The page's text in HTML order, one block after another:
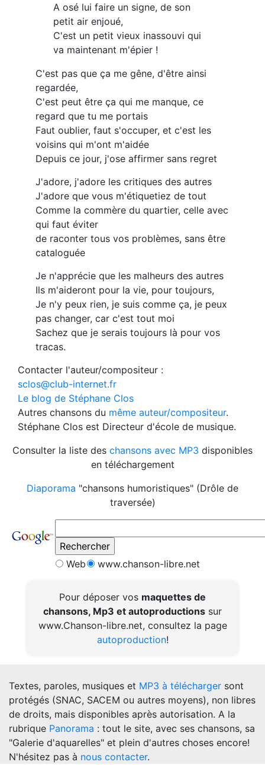
A osé lui faire un signe, de son
petit air enjoué,
C'est un petit vieux inassouvi qui
va maintenant m'épier !
C'est pas que ça me gêne, d'être ainsi
regardée,
C'est peut être ça qui me manque, ce
regard que tu me portais
Faut oublier, faut s'occuper, et c'est les
voisins qui m'ont m'aidée
Depuis ce jour, j'ose affirmer sans regret
J'adore, j'adore les critiques des autres
J'adore que vous m'étiquetiez de tout
Comme la commère du quartier, celle avec
qui faut éviter
de raconter tous vos problèmes, sans être
cataloguée
Je n'apprécie que les malheurs des autres
Ils m'aideront pour la vie, pour toujours,
Je n'y peux rien, je suis comme ça, je peux
pas changer, car c'est tout moi
Sachez que je serais toujours là pour vos
tracas.
Contacter l'auteur/compositeur :
sclos@club-internet.fr
Le blog de Stéphane Clos
Autres chansons du même auteur/compositeur.
Stéphane Clos est Directeur d'école de musique.
Consulter la liste des chansons avec MP3 disponibles
en téléchargement
Diaporama "chansons humoristiques" (Drôle de
traversée)
Web www.chanson-libre.net
Pour déposer vos maquettes de
chansons, Mp3 et autoproductions sur
www.Chanson-libre.net, consultez la page
autoproduction!
Textes, paroles, musiques et MP3 à télécharger sont
protégés (SNAC, SACEM ou autres moyens), non libres
de droits, mais disponibles après autorisation. A la
rubrique Panorama : tout le site, avec ses chansons, sa
"Galerie d'aquarelles" et plein d'autres choses encore!
N'hésitez pas à nous contacter.